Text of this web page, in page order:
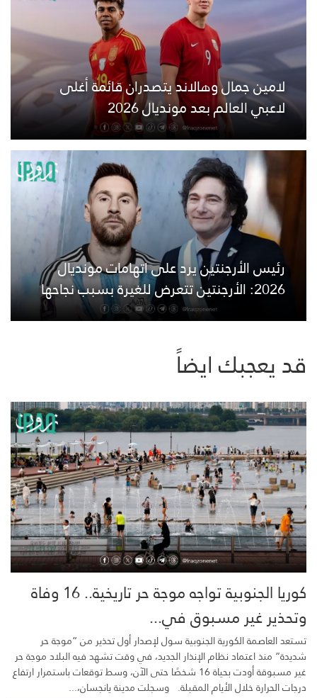
لامين جمال وهالاند يتصدران قائمة أغلى
لاعبي العالم بعد مونديال 2026
رئيس الأرجنتين يرد على اتهامات مونديال
2026: الأرجنتين تتعرض للغيرة بسبب نجاحها
قد يعجبك ايضاً
كوريا الجنوبية تواجه موجة حر تاريخية.. 16 وفاة
وتحذير غير مسبوق في...
تستعد العاصمة الكورية الجنوبية سول لإصدار أول تحذير من “موجة حر
شديدة” منذ اعتماد نظام الإنذار الجديد، في وقت تشهد فيه البلاد موجة حر
غير مسبوقة أودت بحياة 16 شخصًا حتى الآن، وسط توقعات باستمرار ارتفاع
درجات الحرارة خلال الأيام المقبلة. وسجلت مدينة يانجسان،...